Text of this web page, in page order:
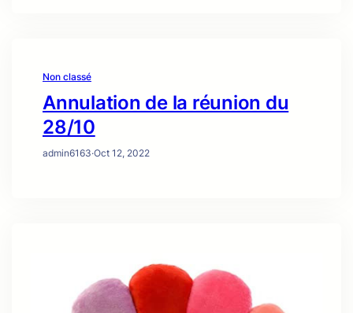
Non classé
Annulation de la réunion du
28/10
admin6163·Oct 12, 2022